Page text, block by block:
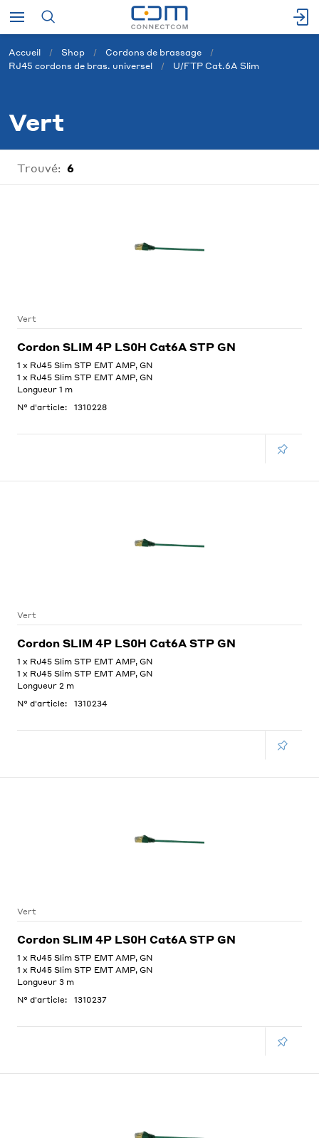
Accueil Shop
Cordons de brassage
RJ45 cordons de bras. universel
U/FTP Cat.6A Slim
Vert
Trouvé: 6
Vert
Cordon SLIM 4P LS0H Cat6A STP GN
1 x RJ45 Slim STP EMT AMP, GN
1 x RJ45 Slim STP EMT AMP, GN
Longueur 1 m
N° d'article:
1310228
Vert
Cordon SLIM 4P LS0H Cat6A STP GN
1 x RJ45 Slim STP EMT AMP, GN
1 x RJ45 Slim STP EMT AMP, GN
Longueur 2 m
N° d'article:
1310234
Vert
Cordon SLIM 4P LS0H Cat6A STP GN
1 x RJ45 Slim STP EMT AMP, GN
1 x RJ45 Slim STP EMT AMP, GN
Longueur 3 m
N° d'article:
1310237